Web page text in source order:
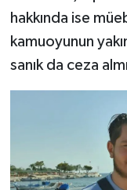
hakkında ise
kamuoyunun
sanık da ceza